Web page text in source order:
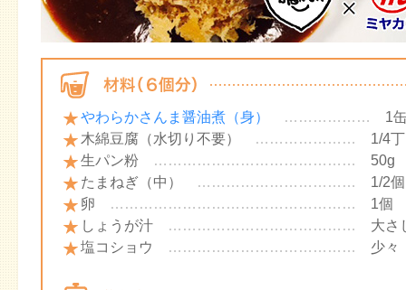
やわらかさんま醤油煮（身） ………………
1
木綿豆腐（水切り不要）
…………………
1/4丁
生パン粉
……………………………………
50g
たまねぎ（中）
……………………………
1/2個
卵
……………………………………………
1個
しょうが汁
…………………………………
大さ
塩コショウ
………………………………… 少々